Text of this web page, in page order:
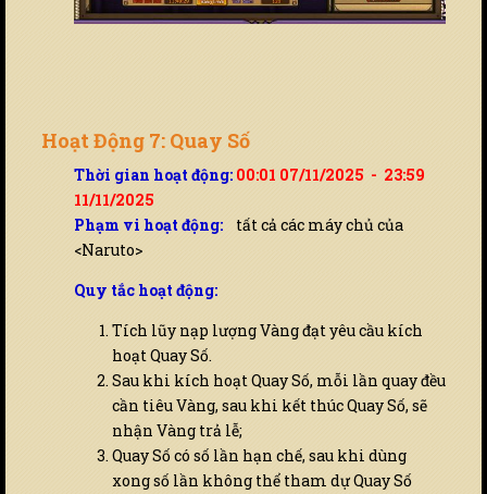
Hoạt Động 7: Quay Số
Thời gian hoạt động: 00:01 07/11/2025 - 23:59
11/11/2025
Phạm vi hoạt động: tất cả các máy chủ của
<Naruto>
Quy tắc hoạt động:
Tích lũy nạp lượng Vàng đạt yêu cầu kích
hoạt Quay Số.
Sau khi kích hoạt Quay Số, mỗi lần quay đều
cần tiêu Vàng, sau khi kết thúc Quay Số, sẽ
nhận Vàng trả lễ;
Quay Số có số lần hạn chế, sau khi dùng
xong số lần không thể tham dự Quay Số